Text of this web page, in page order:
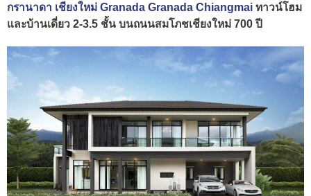
กรานาดา เชียงใหม่ Granada Granada Chiangmai ทาวน์โฮม
และบ้านเดี่ยว 2-3.5 ชั้น บนถนนสมโภชเชียงใหม่ 700 ปี